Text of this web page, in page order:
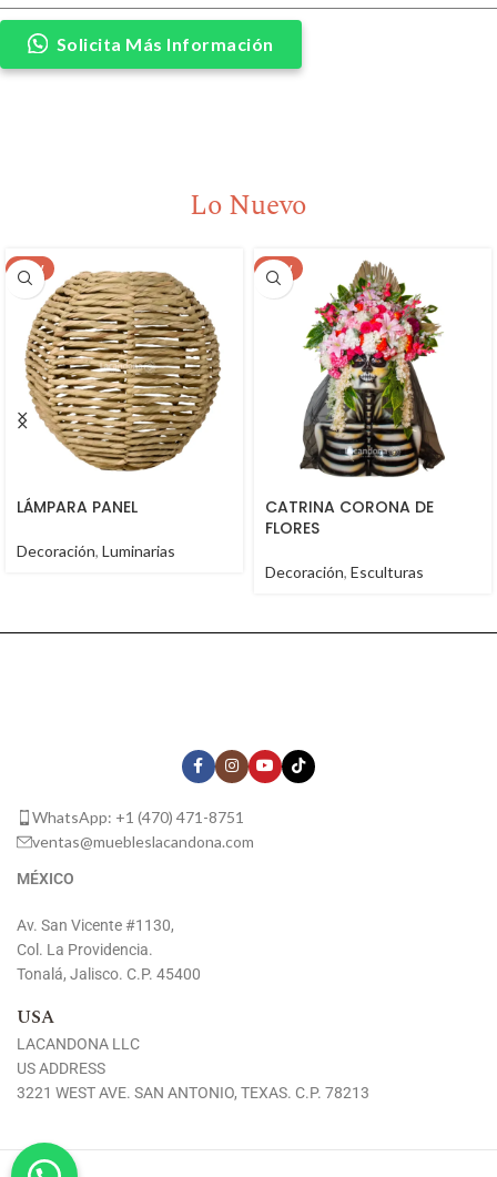
Solicita Más Información
Lo Nuevo
NEW
LÁMPARA PANEL
Decoración, Luminarias
NEW
CATRINA CORONA DE
FLORES
Decoración, Esculturas
WhatsApp: +1 (470) 471-8751
ventas@muebleslacandona.com
MÉXICO
Av. San Vicente #1130,
Col. La Providencia.
Tonalá, Jalisco. C.P. 45400
USA
LACANDONA LLC
US ADDRESS
3221 WEST AVE. SAN ANTONIO, TEXAS. C.P. 78213